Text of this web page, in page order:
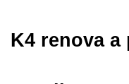
K4 renova a